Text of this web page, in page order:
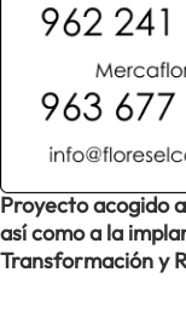
Proyecto acogido
así como a la
Transformación y